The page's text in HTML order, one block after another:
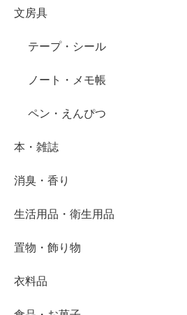
文房具
テープ・シール
ノート・メモ帳
ペン・えんぴつ
本・雑誌
消臭・香り
生活用品・衛生用品
置物・飾り物
衣料品